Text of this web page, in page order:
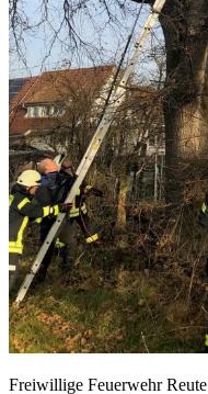
Freiwillige Feuerwehr Reute